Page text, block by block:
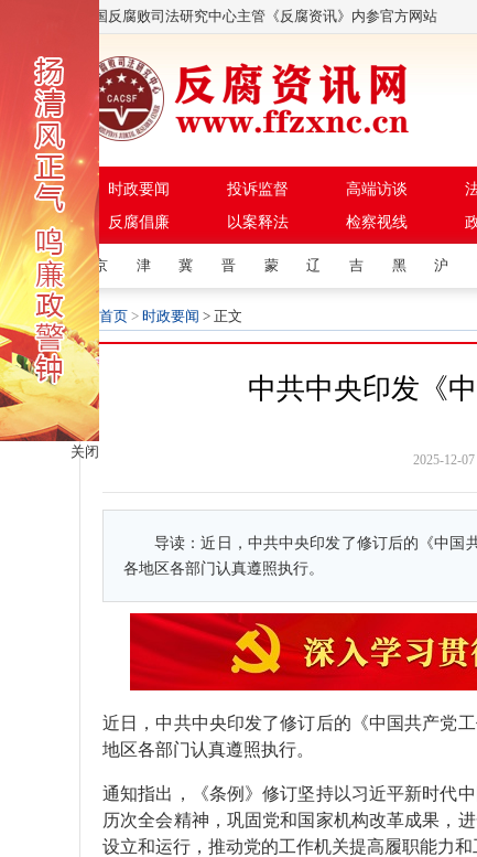
中国反腐败司法研究中心主管《反腐资讯》内参官方网站
时政要闻 投诉监督 高端访谈
反腐倡廉
以案释法 检察视线
京 津 冀 晋 蒙 辽 吉 黑 沪
首页 > 时政要闻 > 正文
中共中央印发《
2025-12-
导读：近日，中共中央印发了修订后的《中国
各地区各部门认真遵照执行。
近日，中共中央印发了修订后的《中国共产党
地区各部门认真遵照执行。
通知指出，《条例》修订坚持以习近平新时代
历次全会精神，巩固党和国家机构改革成果，
设立和运行，推动党的工作机关提高履职能力和
关闭